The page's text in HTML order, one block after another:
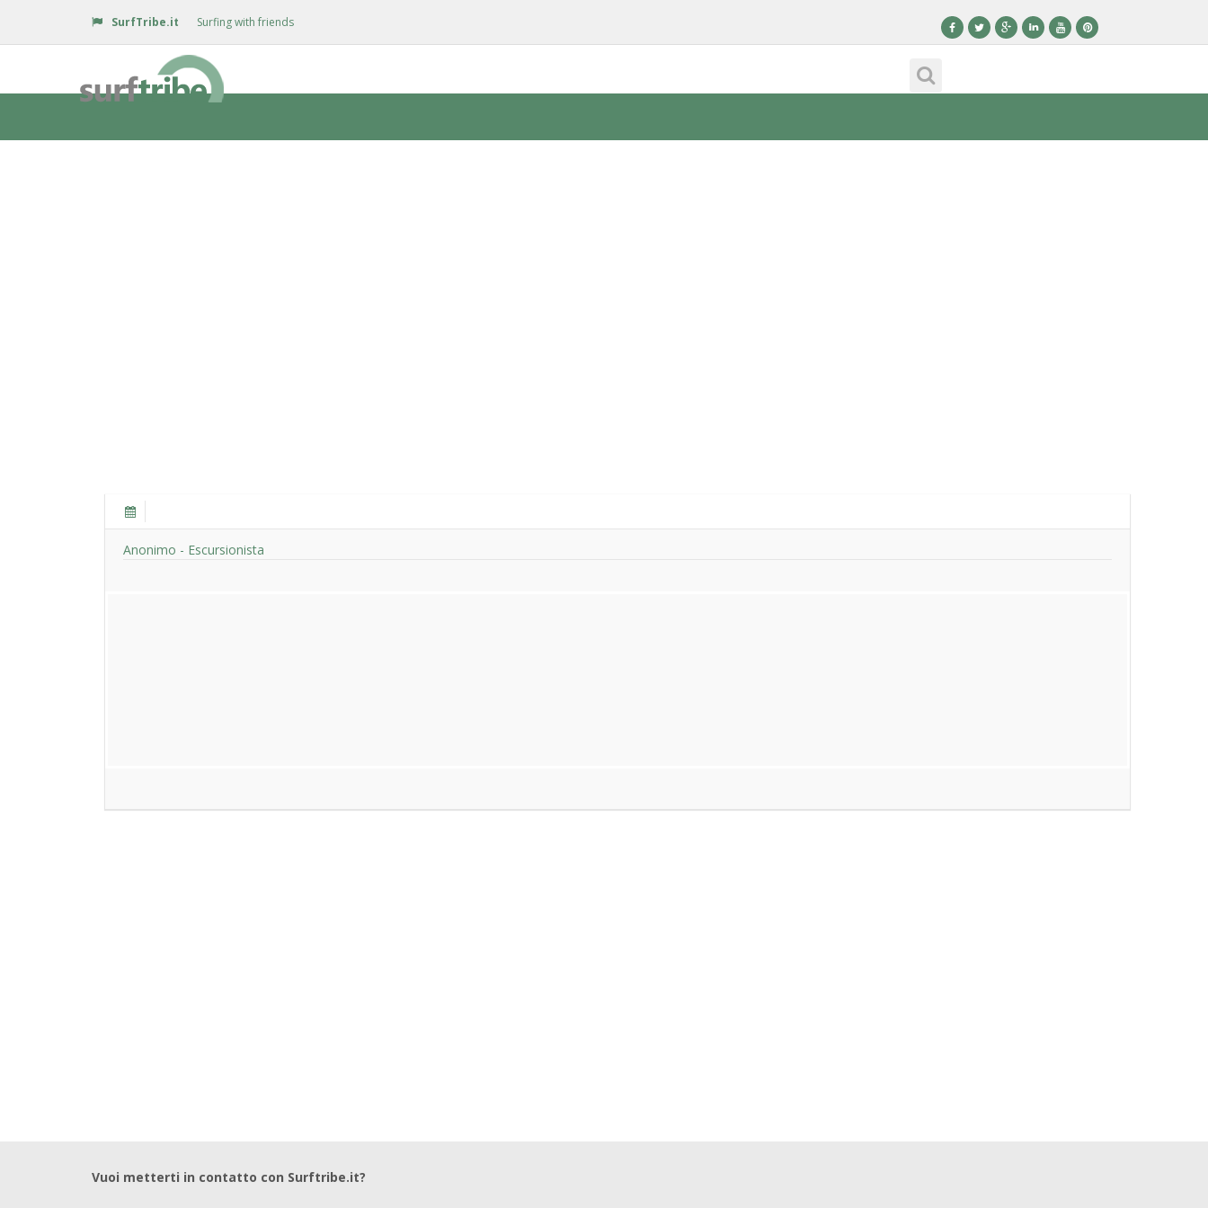
SurfTribe.it Surfing with friends
Anonimo - Escursionista
Vuoi metterti in contatto con Surftribe.it?